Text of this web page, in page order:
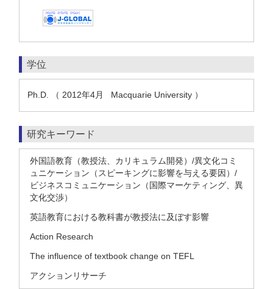
学位
Ph.D. （ 2012年4月 Macquarie University ）
研究キーワード
外国語教育（教授法、カリキュラム開発）/異文化コミ
ュニケーション（スピーキングに影響を与える要因）/
ビジネスコミュニケーション（国際マーケティング、異
文化交渉）
英語教育における教科書が教授法に及ぼす影響
Action Research
The influence of textbook change on TEFL
アクションリサーチ